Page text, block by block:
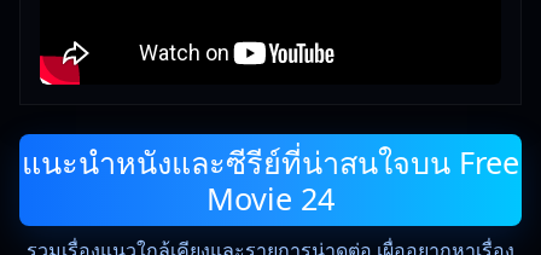
แนะนำหนังและซีรีย์ที่น่าสนใจบน Free
Movie 24